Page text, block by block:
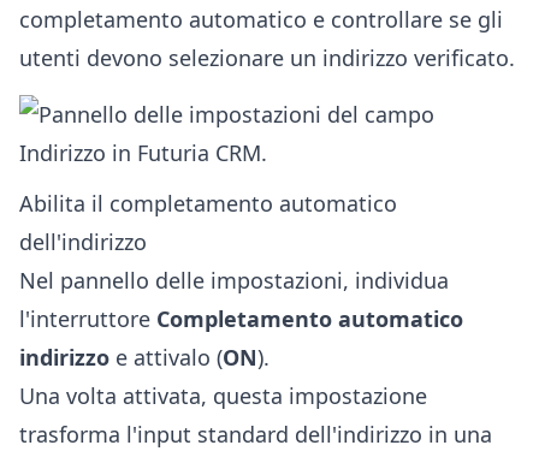
completamento automatico e controllare se gli
utenti devono selezionare un indirizzo verificato.
Abilita il completamento automatico
dell'indirizzo
Nel pannello delle impostazioni, individua
l'interruttore Completamento automatico
indirizzo e attivalo (ON).
Una volta attivata, questa impostazione
trasforma l'input standard dell'indirizzo in una